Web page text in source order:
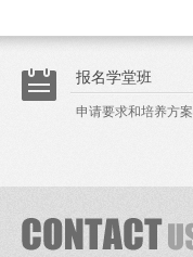
报名学堂班
申请要求和培养方案